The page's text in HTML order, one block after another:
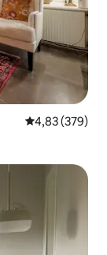
Prosečna
4,83 (379)